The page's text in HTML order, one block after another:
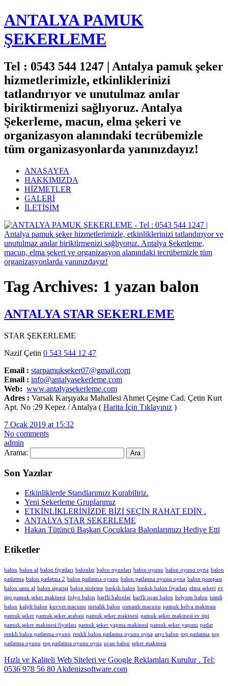
ANTALYA PAMUK
ŞEKERLEME
Tel : 0543 544 1247 | Antalya pamuk şeker
hizmetlerimizle, etkinliklerinizi
tatlandırıyor ve unutulmaz anılar
biriktirmenizi sağlıyoruz. Antalya
Şekerleme, macun, elma şekeri ve
organizasyon alanındaki tecrübemizle
tüm organizasyonlarda yanınızdayız!
ANASAYFA
HAKKIMIZDA
HİZMETLER
GALERİ
İLETİŞİM
Tag Archives: 1 yazan balon
ANTALYA STAR SEKERLEME
STAR ŞEKERLEME
Nazif Çetin 0 543 544 12 47
Email : starpamukseker07@gmail.com
Email : info@antalyasekerleme.com
Web: www.antalyasekerleme.com
Adres : Varsak Karşıyaka Mahallesi Ahmet Çeşme Cad. Çetin Kurt
Apt. No :29 Kepez / Antalya ( Harita İçin Tıklayınız )
7 Ocak 2019 at 15:32
No comments
admin
Arama:
Son Yazılar
Etkinliklerde Standlarımızı Kurabiliriz.
Yeni Şekerleme Gruplarımız
ETKİNLİKLERİNİZDE BİZİ SEÇİN RAHAT EDİN .
ANTALYA STAR SEKERLEME
Hakan Tütüncü Başkan Çocuklara Balonlarımızı Hediye Etti
Etiketler
balon balon al balon fiyatları balonlar balon oyunları balon oyunu balon oyunu oyna balon
patlatma balon patlatma 2 balon patlatma oyunu balon patlatma oyunu oyna balon pompası
balon satın al balon siparişi balon süsleme baskılı balon baskılı balon fiyatları elma şekeri ev
tipi pamuk şeker makinesi folyo balon harfli balonlar harfli uçan balon helyum balon isimli
balon kalpli balon kuvvet macunu metalik balon osmanlı macunu pamuk helva makinası
pamuk şeker pamuk şeker arabası pamuk şeker makinesi pamuk şeker makinesi ev tipi
pamuk şeker makinesi fiyatları pamuk şeker yapma makinesi pamuk şeker yapımı patlat
renkli balon patlatma oyunu renkli balon patlatma oyunu oyna sayı balon top patlatma top
patlatma oyunu top patlatma oyunu oyna uçan balon şeker makinesi
Hızlı ve Kaliteli Web Siteleri ve Google Reklamları Kurulur . Tel:
0536 978 56 80 Akdenizsoftware.com